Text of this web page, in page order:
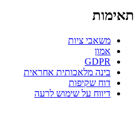
תאימות
משאבי ציות
אמון
GDPR
בינה מלאכותית אחראית
דוח שקיפות
דיווח על שימוש לרעה